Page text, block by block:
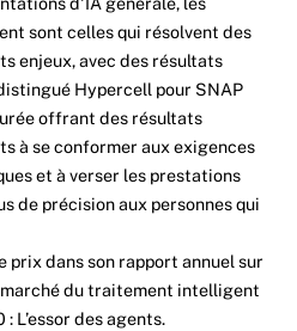
sont celles qui résolvent des
enjeux, avec des résultats
Hypercell pour SNAP
offrant des résultats
à se conformer aux exigences
et à verser les prestations
de précision aux personnes qui
prix dans son rapport annuel sur
du traitement intelligent
L’essor des agents.